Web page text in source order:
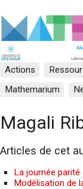
Actions
Mathemarium
Magali
Articles de cet
La journée
Modélisation de